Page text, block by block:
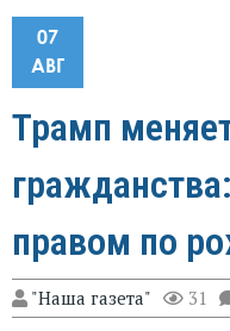
07
АВГ
Трамп
правом по
"Наша газета" 31